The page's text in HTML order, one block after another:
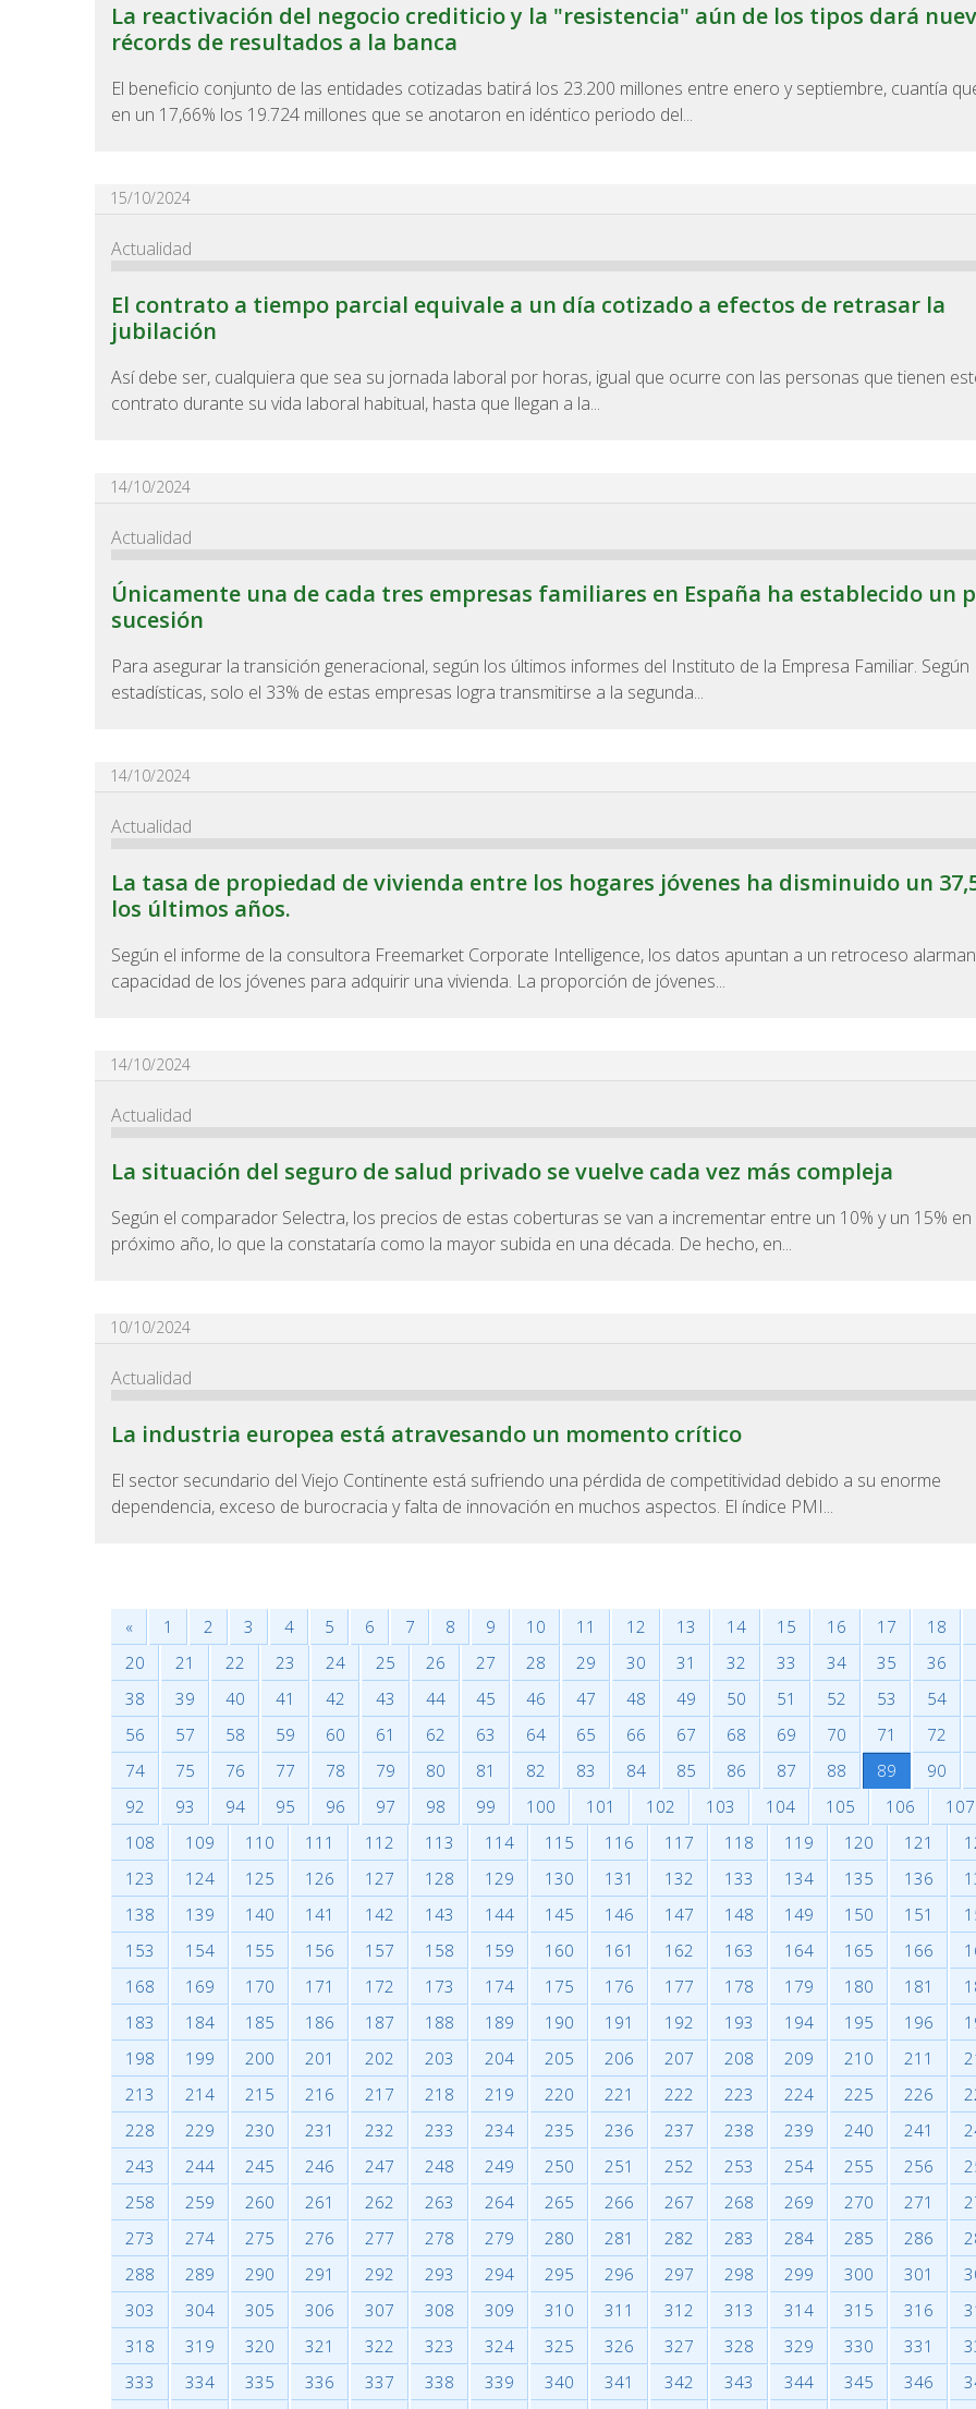
La reactivación del negocio crediticio y la "resistencia" aún de los tipos dará
récords de resultados a la banca
El beneficio conjunto de las entidades cotizadas batirá los 23.200 millones entre enero y septiembre, cuantía
en un 17,66% los 19.724 millones que se anotaron en idéntico periodo del...
15/10/2024
Actualidad
El contrato a tiempo parcial equivale a un día cotizado a efectos de retrasar la
jubilación
Así debe ser, cualquiera que sea su jornada laboral por horas, igual que ocurre con las personas que tienen
contrato durante su vida laboral habitual, hasta que llegan a la...
14/10/2024
Actualidad
Únicamente una de cada tres empresas familiares en España ha establecido un
sucesión
Para asegurar la transición generacional, según los últimos informes del Instituto de la Empresa Familiar. Según
estadísticas, solo el 33% de estas empresas logra transmitirse a la segunda...
14/10/2024
Actualidad
La tasa de propiedad de vivienda entre los hogares jóvenes ha disminuido un
los últimos años.
Según el informe de la consultora Freemarket Corporate Intelligence, los datos apuntan a un retroceso
capacidad de los jóvenes para adquirir una vivienda. La proporción de jóvenes...
14/10/2024
Actualidad
La situación del seguro de salud privado se vuelve cada vez más compleja
Según el comparador Selectra, los precios de estas coberturas se van a incrementar entre un 10% y un 15% en
próximo año, lo que la constataría como la mayor subida en una década. De hecho, en...
10/10/2024
Actualidad
La industria europea está atravesando un momento crítico
El sector secundario del Viejo Continente está sufriendo una pérdida de competitividad debido a su enorme
dependencia, exceso de burocracia y falta de innovación en muchos aspectos. El índice PMI...
« 1 2 3 4 5 6 7 8 9 10 11 12 13 14 15 16 17 18
20
21 22 23 24 25 26 27 28 29 30 31 32 33 34 35 36
38
39 40 41 42 43 44 45 46 47 48 49 50 51 52 53 54
56
57 58 59 60 61 62 63 64 65 66 67 68 69 70 71 72
74
75 76 77 78 79 80 81 82 83 84 85 86 87 88 89 90
92
93 94 95 96 97 98 99 100 101 102 103 104 105 106
107
108
109 110 111 112 113 114 115 116 117 118 119 120 121
123
124 125 126 127 128 129 130 131 132 133 134 135 136
138
139 140 141 142 143 144 145 146 147 148 149 150 151
153
154 155 156 157 158 159 160 161 162 163 164 165 166
168
169 170 171 172 173 174 175 176 177 178 179 180 181
183
184 185 186 187 188 189 190 191 192 193 194 195 196
198
199 200 201 202 203 204 205 206 207 208 209 210 211
213
214 215 216 217 218 219 220 221 222 223 224 225 226
228
229 230 231 232 233 234 235 236 237 238 239 240 241
243
244 245 246 247 248 249 250 251 252 253 254 255 256
258
259 260 261 262 263 264 265 266 267 268 269 270 271
273
274 275 276 277 278 279 280 281 282 283 284 285 286
288
289 290 291 292 293 294 295 296 297 298 299 300 301
303
304 305 306 307 308 309 310 311 312 313 314 315 316
318
319 320 321 322 323 324 325 326 327 328 329 330 331
333
334 335 336 337 338 339 340 341 342 343 344 345 346